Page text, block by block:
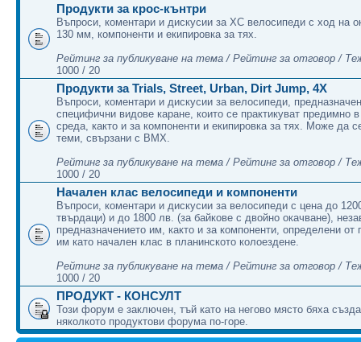
Продукти за крос-кънтри
Въпроси, коментари и дискусии за ХС велосипеди с ход на
130 мм, компоненти и екипировка за тях.
Рейтинг за публикуване на тема / Рейтинг за отговор /
1000 / 20
Продукти за Trials, Street, Urban, Dirt Jump, 4X
Въпроси, коментари и дискусии за велосипеди,
специфични видове каране, които се практикуват предимно в
среда, както и за компоненти и екипировка за тях. Може да
теми, свързани с BMX.
Рейтинг за публикуване на тема / Рейтинг за отговор /
1000 / 20
Начален клас велосипеди и компоненти
Въпроси, коментари и дискусии за велосипеди с цена до
твърдаци) и до 1800 лв. (за байкове с двойно окачване),
предназначението им, както и за компоненти, определени от
им като начален клас в планинското колоездене.
Рейтинг за публикуване на тема / Рейтинг за отговор /
1000 / 20
ПРОДУКТ - КОНСУЛТ
Този форум е заключен, тъй като на негово място бяха
няколкото продуктови форума по-горе.